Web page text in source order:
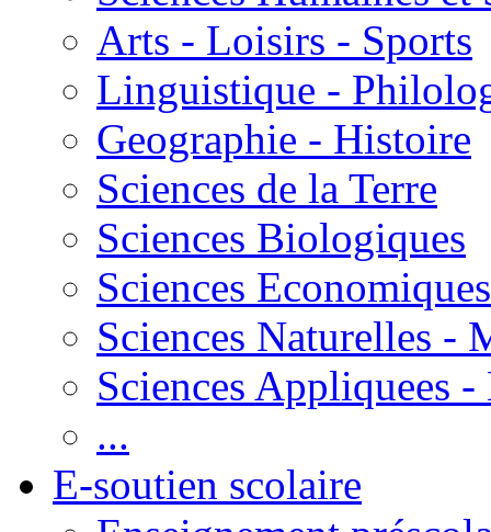
Arts - Loisirs - Sports
Linguistique -
Geographie - Histoire
Sciences de la Terre
Sciences Biologiques
Sciences Economiques
Sciences Naturelles -
Sciences Appliquees
...
E-soutien scolaire